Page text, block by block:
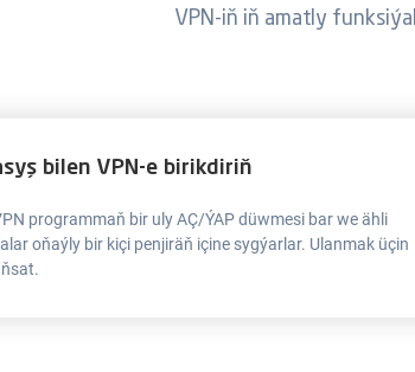
VPN-iň iň amatly
bilen VPN-e birikdiriň
programmaň bir uly AÇ/ÝAP düwmesi bar we ähli
oňaýly bir kiçi penjiräň içine sygýarlar. Ulanmak üçin